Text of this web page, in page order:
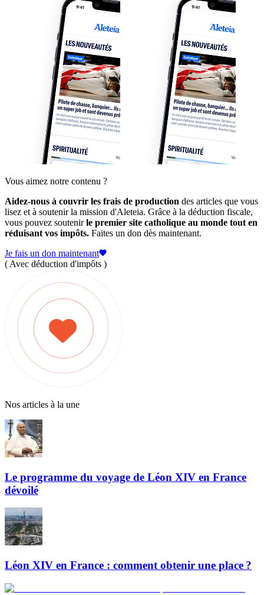
Vous aimez notre contenu ?
Aidez-nous à couvrir les frais de production des articles que vous
lisez et à soutenir la mission d'Aleteia. Grâce à la déduction fiscale,
vous pouvez soutenirle premier site catholique au monde tout en
réduisant vos impôts. Faites un don dès maintenant.
Je fais un don maintenant
( Avec déduction d'impôts )
Nos articles à la une
Le programme du voyage de Léon XIV en France
dévoilé
Léon XIV en France : comment obtenir une place ?